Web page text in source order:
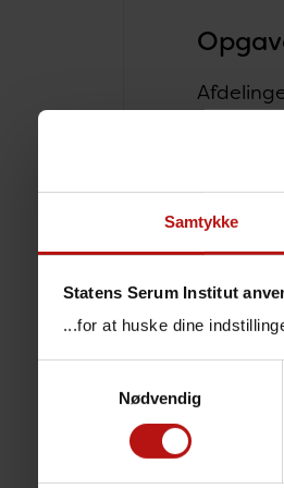
Samtykke
Statens Serum Institut
...for at huske dine
Nødvendig
At
At
Disse
og